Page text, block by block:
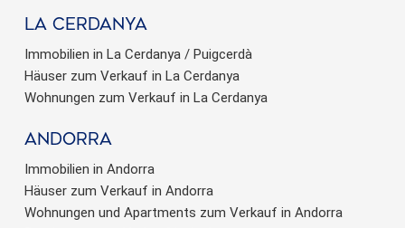
La Cerdanya
Immobilien in La Cerdanya / Puigcerdà
Häuser zum Verkauf in La Cerdanya
Wohnungen zum Verkauf in La Cerdanya
Andorra
Immobilien in Andorra
Häuser zum Verkauf in Andorra
Wohnungen und Apartments zum Verkauf in Andorra